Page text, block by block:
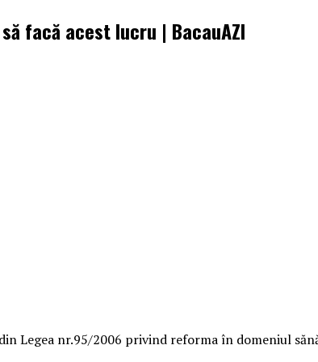
facă acest lucru | BacauAZI
Legea nr.95/2006 privind reforma în domeniul